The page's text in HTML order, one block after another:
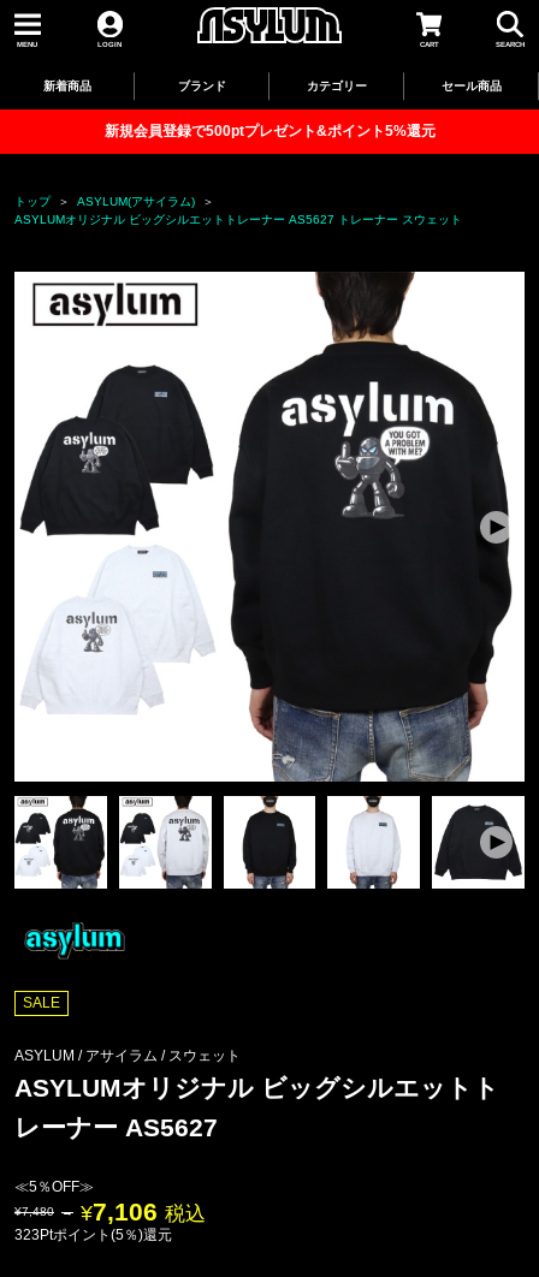
MENU LOGIN CART SEARCH
新着商品 ブランド カテゴリー セール商品
新規会員登録で500ptプレゼント&ポイント5%還元
トップ
ASYLUM(アサイラム)
ASYLUMオリジナル ビッグシルエットトレーナー AS5627 トレーナー スウェット
SALE
ASYLUM / アサイラム / スウェット
ASYLUMオリジナル ビッグシルエットト
レーナー AS5627
≪5％OFF≫
7,480 7,106 税込
323Ptポイント(5％)還元